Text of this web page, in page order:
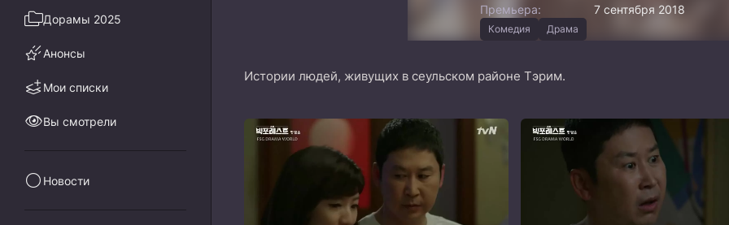
Премьера:
7 сентября 2018
Комедия Драма
Истории людей, живущих в сеульском районе Тэрим.
Дорамы 2025
Анонсы
Мои списки
Вы смотрели
Новости